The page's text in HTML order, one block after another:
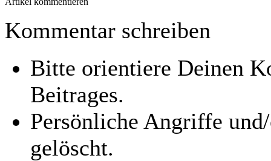
Kommentar schreiben
Bitte orientiere Deinen
Beitrages.
Persönliche Angriffe
gelöscht.